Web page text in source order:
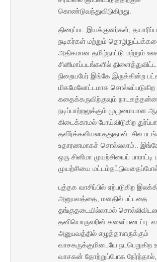
கொண்டுவந்துவிடுகிறது.
திரைப்பட இயக்குனர்கள்,
நடிகர்கள் மற்றும்
அதிகமான தமிழ்நாட்டு மற்றும்
சினிமாப்படங்களில்
நிறையபேர் இங்கே இருக்கின்ற
மிகமேலோட்டமாக சொல்லப்படுகிற
கதைக்கருவிற்குவும்
நடிப்பாற்றலுக்கும் முழுமையான
கிடைக்காமல் போய்விடுகிற
தவிர்க்கவியலாததுதான். சில
உதாரணமாகச் சொல்லலாம்..
ஒரு சினிமா முயற்சியைப்
முயற்சியை மட்டம்தட்டுவதைப்போல்
புத்தக வாசிப்பில் ஏற்படுகிற
அனுபவத்தை, மனதில் பட்டதை
தங்குதடையில்லாமல்
தனியொருவரின் கலைப்படைப்பு.
அனுபவத்தில் எழுத்தாளருக்கும்
வாசகருக்குமிடையே நடபெறுகிற
வாசகன் தோற்றுப்போக